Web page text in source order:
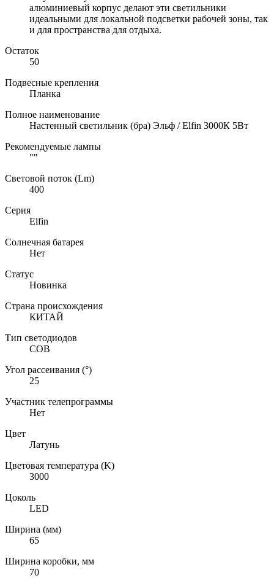
алюминиевый корпус делают эти светильники
идеальными для локальной подсветки рабочей зоны, так
и для пространства для отдыха.
Остаток
50
Подвесные крепления
Планка
Полное наименование
Настенный светильник (бра) Эльф / Elfin 3000К 5Вт
Рекомендуемые лампы
""
Световой поток (Lm)
400
Серия
Elfin
Солнечная батарея
Нет
Статус
Новинка
Страна происхождения
КИТАЙ
Тип светодиодов
COB
Угол рассеивания (°)
25
Участник телепрограммы
Нет
Цвет
Латунь
Цветовая температура (K)
3000
Цоколь
LED
Ширина (мм)
65
Ширина коробки, мм
70